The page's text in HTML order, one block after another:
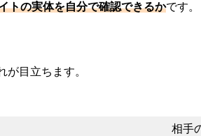
トの実体を自分で確認できるかです。
目立ちます。
相手